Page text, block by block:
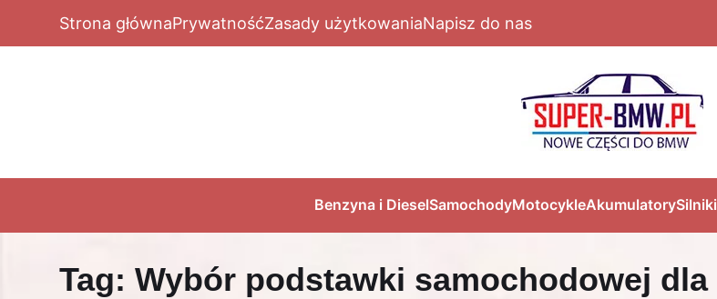
Strona głównaPrywatnośćZasady użytkowaniaNapisz do nas
Benzyna i DieselSamochodyMotocykleAkumulatorySilniki
Tag: Wybór podstawki samochodowej dla